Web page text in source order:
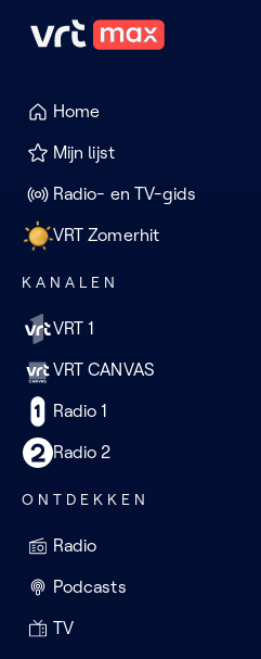
Naar hoofdinhoud
Home
Mijn lijst
Radio- en TV-gids
VRT Zomerhit
KANALEN
VRT 1
VRT CANVAS
Radio 1
Radio 2
ONTDEKKEN
Radio
Podcasts
TV